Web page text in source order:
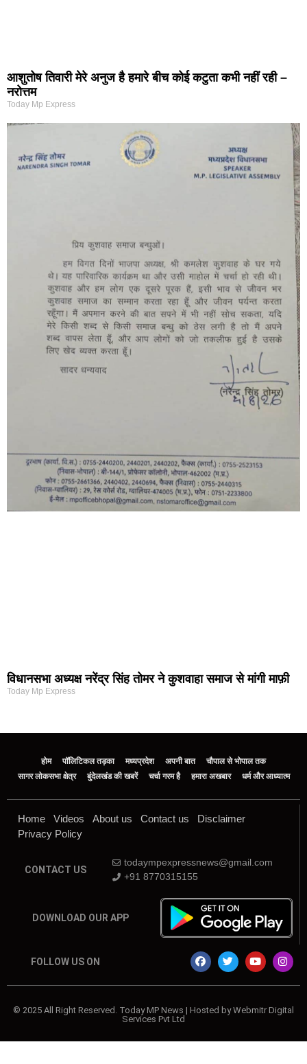
आशुतोष तिवारी मेरे अनुज है हमारे बीच कोई कटुता कभी नहीं रही –
नरोत्तम
Today Mp Express
विधानसभा अध्यक्ष नरेंद्र सिंह तोमर ने कुशवाहा समाज से मांगी माफ़ी
Today Mp Express
होम पॉलिटिकल तड़का मध्यप्रदेश अपनी बात
चौपाल से भोपाल तक
सागर लोकसभा क्षेत्र
बुंदेलखंड की खबरें चर्चा गरम है हमारा अखबार धर्म और आध्यात्म
Home Videos About us Contact us
Disclaimer
Privacy Policy
CONTACT US
todaympexpressnews@gmail.com
+91 8770315155
DOWNLOAD OUR APP
FOLLOW US ON
© 2025 All Right Reserved. Today MP News | Hosted by Webmitr Digital
Services Pvt Ltd